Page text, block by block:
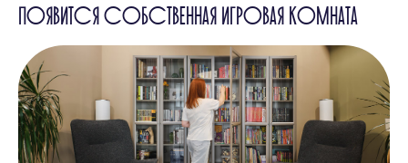
появится собственная игровая комната